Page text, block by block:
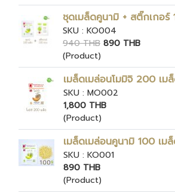
ชุดเมล็ดคูนามิ + สติ๊กเกอร์
SKU : KO004
940 THB 890 THB
(Product)
เมล็ดเมล่อนโมมิจิ 200 เม
SKU : MO002
1,800 THB
(Product)
เมล็ดเมล่อนคูนามิ 100 เม
SKU : KO001
890 THB
(Product)